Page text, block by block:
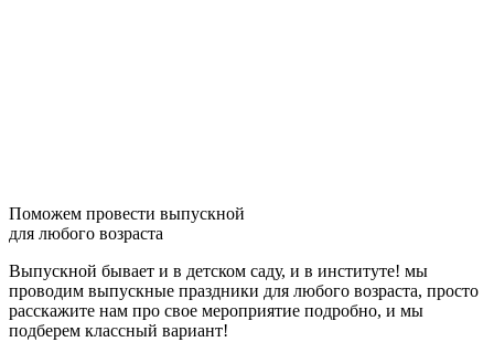
Поможем провести выпускной
для любого возраста
Выпускной бывает и в детском саду, и в институте! мы
проводим выпускные праздники для любого возраста, просто
расскажите нам про свое мероприятие подробно, и мы
подберем классный вариант!